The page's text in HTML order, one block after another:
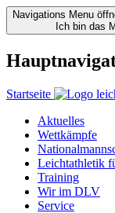
Navigations Menu
Ich bin das
Startseite
Aktuelles
Wettkämpfe
Leichtathletik
Training
Wir im DLV
Service